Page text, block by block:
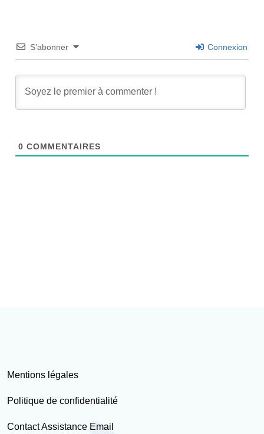
S’abonner Connexion
0 COMMENTAIRES
Mentions légales
Politique de confidentialité
Contact Assistance Email